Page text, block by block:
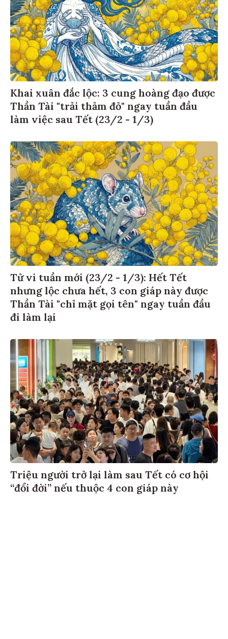
Khai xuân đắc lộc: 3 cung hoàng đạo được
Thần Tài "trải thảm đỏ" ngay tuần đầu
làm việc sau Tết (23/2 - 1/3)
Tử vi tuần mới (23/2 - 1/3): Hết Tết
nhưng lộc chưa hết, 3 con giáp này được
Thần Tài "chỉ mặt gọi tên" ngay tuần đầu
đi làm lại
Triệu người trở lại làm sau Tết có cơ hội
“đổi đời” nếu thuộc 4 con giáp này